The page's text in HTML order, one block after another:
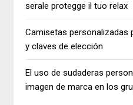
serale protegge il tuo relax
Camisetas personalizadas
y claves de elección
El uso de sudaderas
imagen de marca en los